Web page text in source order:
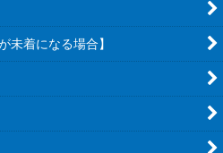
未着になる場合】